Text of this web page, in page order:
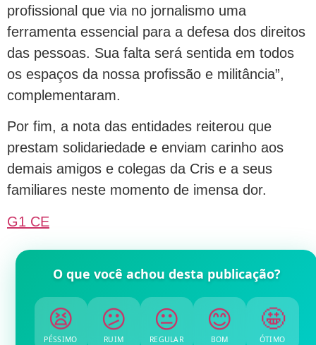
profissional que via no jornalismo uma
ferramenta essencial para a defesa dos direitos
das pessoas. Sua falta será sentida em todos
os espaços da nossa profissão e militância”,
complementaram.
Por fim, a nota das entidades reiterou que
prestam solidariedade e enviam carinho aos
demais amigos e colegas da Cris e a seus
familiares neste momento de imensa dor.
G1 CE
O que você achou desta publicação?
😫
PÉSSIMO
😕
RUIM
😐
REGULAR
😊
BOM
🤩
ÓTIMO